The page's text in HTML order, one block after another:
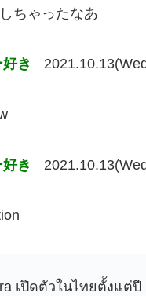
ちゃったなあ
き
き
เปิดตัวในไทยตั้งแต่ปี